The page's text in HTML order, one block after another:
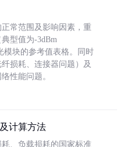
常范围及影响因素，重
型值为-3dBm
模块的参考值表格。同时
损耗、连接器问题）及
性能问题。
计算方法
、负载损耗的国家标准